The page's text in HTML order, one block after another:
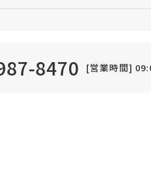
8470 [営業時間]